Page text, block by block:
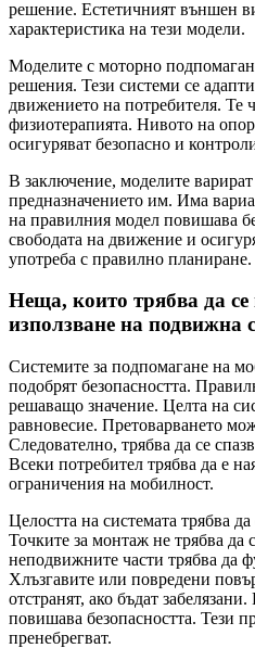
решение. Естетичният външен
характеристика на тези модели.
Моделите с моторно
решения. Тези системи се
движението на потребителя. Те
физиотерапията. Нивото на
осигуряват безопасно и
В заключение, моделите
предназначението им. Има
на правилния модел повишава
свободата на движение и
употреба с правилно планиране.
Неща, които трябва да
използване на подвижна
Системите за подпомагане на
подобрят безопасността.
решаващо значение. Целта на
равновесие. Претоварването
Следователно, трябва да се
Всеки потребител трябва да е
ограничения на мобилност.
Целостта на системата трябва
Точките за монтаж не трябва да
неподвижните части трябва да
Хлъзгавите или повредени
отстранят, ако бъдат
повишава безопасността. Тези
пренебрегват.